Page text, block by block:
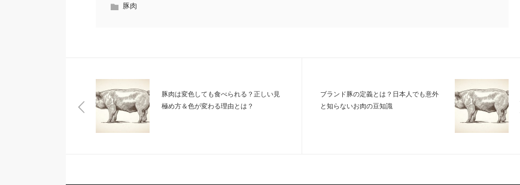
豚肉
豚肉は変色しても食べられる？正しい見
極め方＆色が変わる理由とは？
ブランド豚の定義とは？日本人でも意外
と知らないお肉の豆知識